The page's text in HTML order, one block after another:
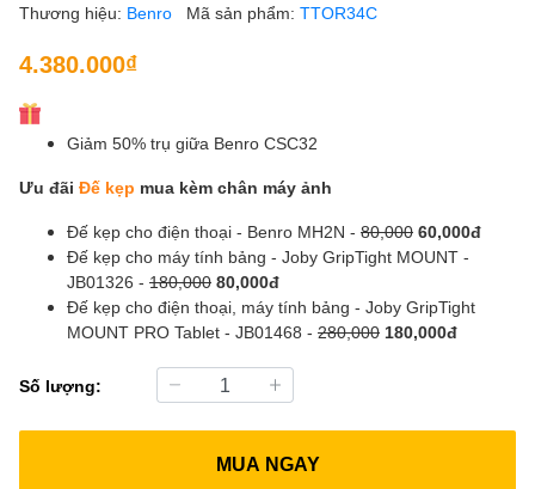
Thương hiệu: Benro Mã sản phẩm: TTOR34C
4.380.000₫
Giảm 50% trụ giữa Benro CSC32
Ưu đãi Đế kẹp mua kèm chân máy ảnh
Đế kẹp cho điện thoại - Benro MH2N - 80,000 60,000đ
Đế kẹp cho máy tính bảng - Joby GripTight MOUNT -
JB01326 - 180,000 80,000đ
Đế kẹp cho điện thoại, máy tính bảng - Joby GripTight
MOUNT PRO Tablet - JB01468 - 280,000 180,000đ
Số lượng:
MUA NGAY